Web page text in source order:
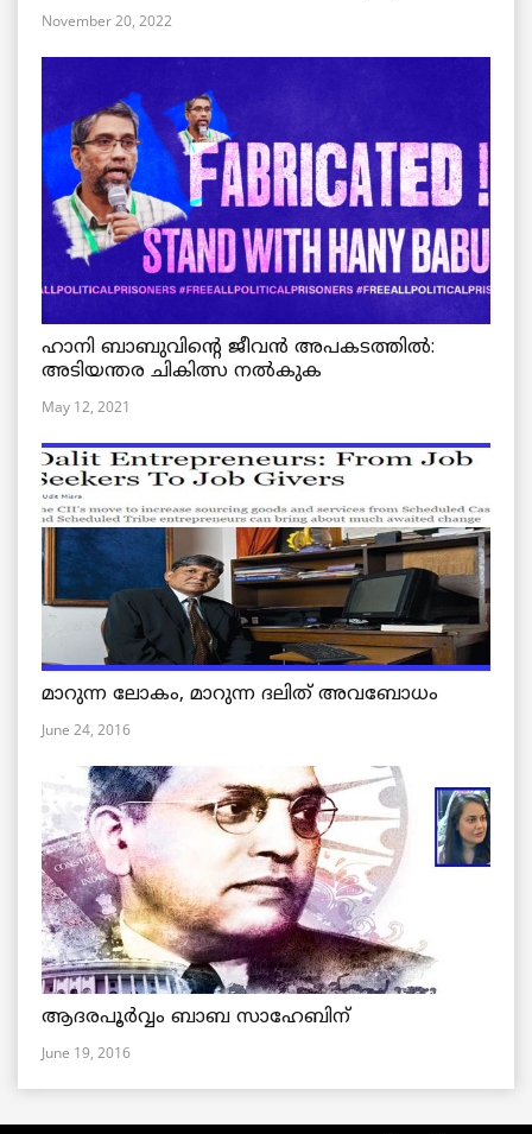
November 20, 2022
ഹാനി ബാബുവിന്റെ ജീവൻ അപകടത്തിൽ:
അടിയന്തര ചികിത്സ നൽകുക
May 12, 2021
മാറുന്ന ലോകം, മാറുന്ന ദലിത് അവബോധം
June 24, 2016
ആദരപൂര്‍വ്വം ബാബ സാഹേബിന്
June 19, 2016